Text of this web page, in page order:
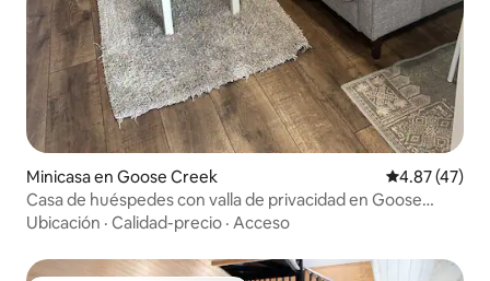
Minicasa en Goose Creek Calificación
4.87 (47)
Casa de huéspedes con valla de privacidad en Goose
Creek
Ubicación · Calidad-precio · Acceso